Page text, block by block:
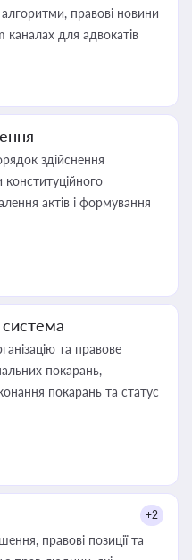
правові новини
для адвокатів
здійснення
актів і формування
та правове
покарань,
покарань та статус
+2
правові позиції та